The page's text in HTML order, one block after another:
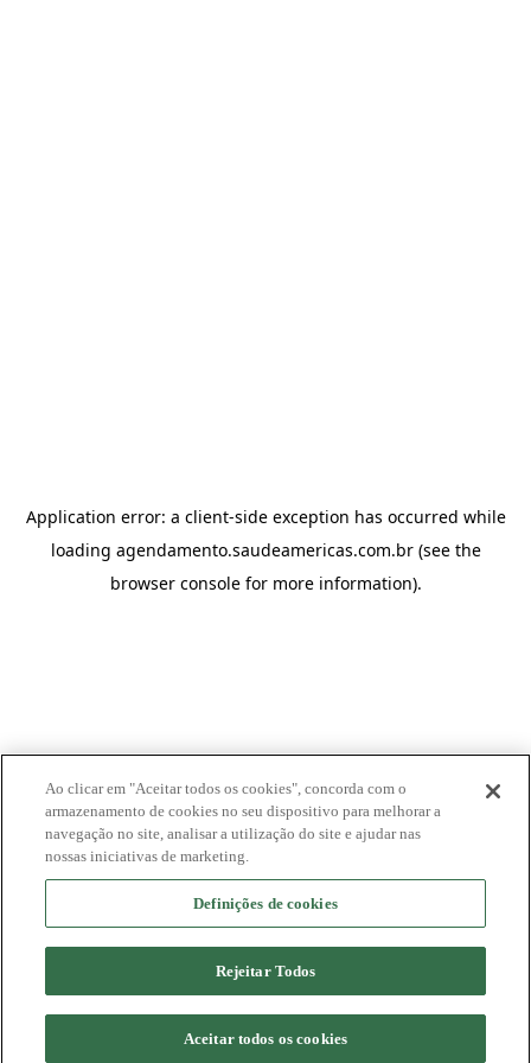
Application error: a client-side exception has occurred while
loading agendamento.saudeamericas.com.br(see the
browser consolefor more information).
Ao clicar em "Aceitar todos os cookies", concorda com o
armazenamento de cookies no seu dispositivo para melhorar a
navegação no site, analisar a utilização do site e ajudar nas
nossas iniciativas de marketing.
Definições de cookies
Rejeitar Todos
Aceitar todos os cookies